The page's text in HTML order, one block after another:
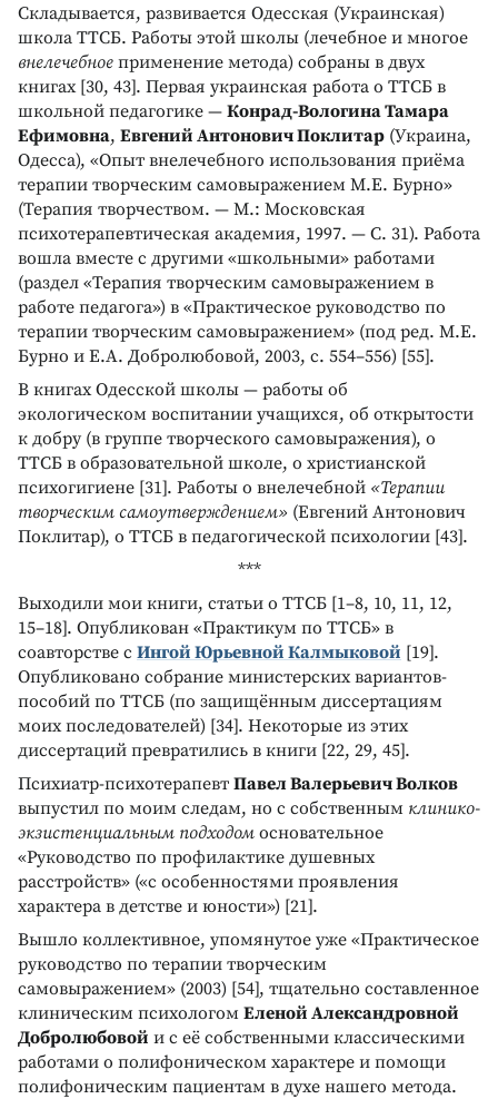
Складывается, развивается Одесская (Украинская)
школа ТТСБ. Работы этой школы (лечебное и многое
внелечебное применение метода) собраны в двух
книгах [30, 43]. Первая украинская работа о ТТСБ в
школьной педагогике — Конрад-Вологина Тамара
Ефимовна, Евгений Антонович Поклитар (Украина,
Одесса), «Опыт внелечебного использования приёма
терапии творческим самовыражением М.Е. Бурно»
(Терапия творчеством. — М.: Московская
психотерапевтическая академия, 1997. — С. 31). Работа
вошла вместе с другими «школьными» работами
(раздел «Терапия творческим самовыражением в
работе педагога») в «Практическое руководство по
терапии творческим самовыражением» (под ред. М.Е.
Бурно и Е.А. Добролюбовой, 2003, с. 554–556) [55].
В книгах Одесской школы — работы об
экологическом воспитании учащихся, об открытости
к добру (в группе творческого самовыражения), о
ТТСБ в образовательной школе, о христианской
психогигиене [31]. Работы о внелечебной «Терапии
творческим самоутверждением» (Евгений Антонович
Поклитар), о ТТСБ в педагогической психологии [43].
***
Выходили мои книги, статьи о ТТСБ [1–8, 10, 11, 12,
15–18]. Опубликован «Практикум по ТТСБ» в
соавторстве с Ингой Юрьевной Калмыковой [19].
Опубликовано собрание министерских вариантов-
пособий по ТТСБ (по защищённым диссертациям
моих последователей) [34]. Некоторые из этих
диссертаций превратились в книги [22, 29, 45].
Психиатр-психотерапевт Павел Валерьевич Волков
выпустил по моим следам, но с собственным клинико-
экзистенциальным подходом основательное
«Руководство по профилактике душевных
расстройств» («с особенностями проявления
характера в детстве и юности») [21].
Вышло коллективное, упомянутое уже «Практическое
руководство по терапии творческим
самовыражением» (2003) [54], тщательно составленное
клиническим психологом Еленой Александровной
Добролюбовой и с её собственными классическими
работами о полифоническом характере и помощи
полифоническим пациентам в духе нашего метода.